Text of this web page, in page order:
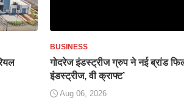
BUSINESS
गोदरेज इंडस्ट्रीज ग्रुप ने नई ब्रांड
इंडस्ट्रीज, वी क्राफ्ट’
Aug 06, 2026